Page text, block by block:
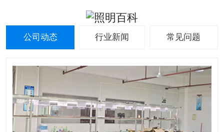
公司动态 行业新闻 常见问题